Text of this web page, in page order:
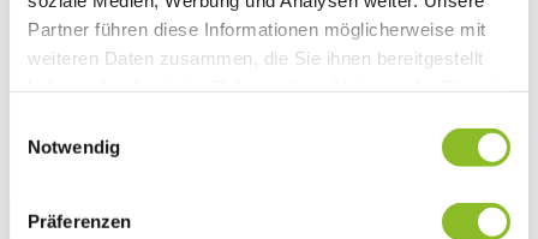
Partner führen diese Informationen möglicherweise mit
weiteren Daten zusammen, die Sie ihnen bereitgestellt
Notwendig
Präferenzen
Tourismus
Gastronomie
Unterkünfte